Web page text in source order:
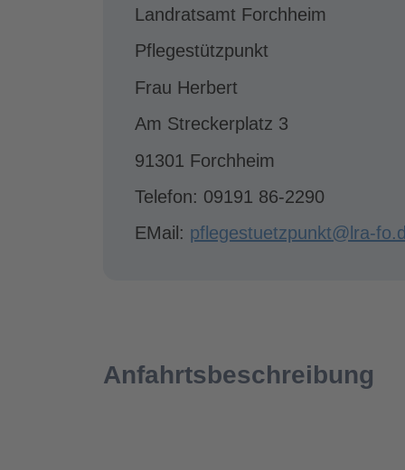
Landratsamt Forchheim
Pflegestützpunkt
Frau Herbert
Am Streckerplatz 3
91301 Forchheim
Telefon: 09191 86-2290
EMail: pflegestuetzpunkt@lra-
Anfahrtsbeschreibung